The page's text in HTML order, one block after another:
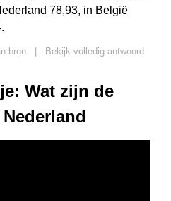
78,93, in België
bron
Bekijk volledig antwoord
Wat zijn de